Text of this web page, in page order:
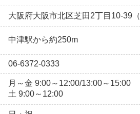
大阪府大阪市北区芝田2丁目10-39（
中津駅から約250m
06-6372-0333
月～金 9:00～12:00/13:00～15:00
土 9:00～12:00